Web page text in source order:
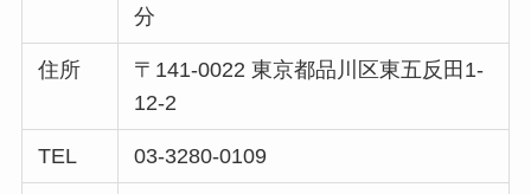
分
住所
〒141-0022 東京都品川区東五反田1-
12-2
TEL 03-3280-0109